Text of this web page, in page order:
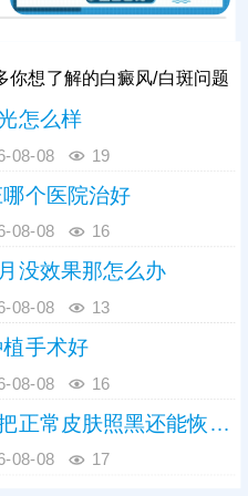
你想了解的白癜风/白斑问题
怎么样
08-08 19
个医院治好
08-08 16
没效果那怎么办
08-08 13
手术好
08-08 16
身上有白癜风照308激光把正常皮肤照黑还能恢复吗
08-08 17